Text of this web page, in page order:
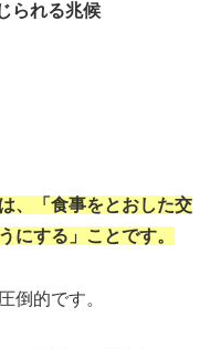
られる兆候
、「食事をとおした交
にする」ことです。
倒的です。